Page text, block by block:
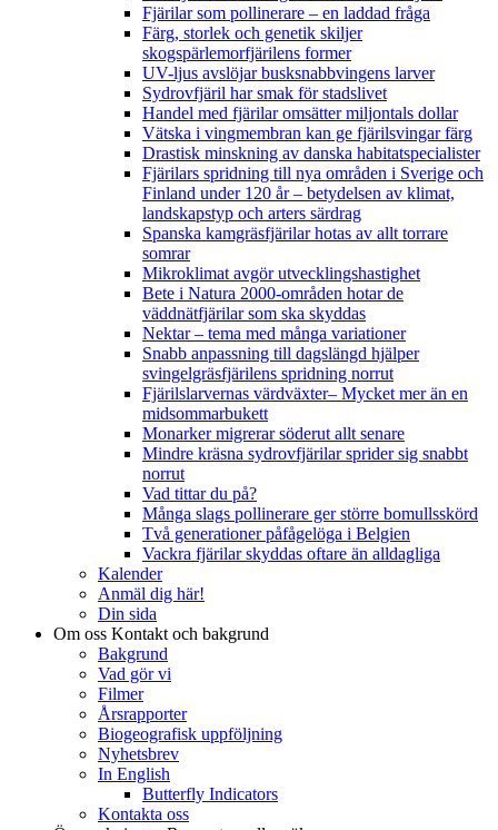
Fjärilar som pollinerare – en laddad fråga
Färg, storlek och genetik skiljer
skogspärlemorfjärilens former
UV-ljus avslöjar busksnabbvingens larver
Sydrovfjäril har smak för stadslivet
Handel med fjärilar omsätter miljontals dollar
Vätska i vingmembran kan ge fjärilsvingar färg
Drastisk minskning av danska habitatspecialister
Fjärilars spridning till nya områden i Sverige och
Finland under 120 år– betydelsen av klimat,
landskapstyp och arters särdrag
Spanska kamgräsfjärilar hotas av allt torrare
somrar
Mikroklimat avgör utvecklingshastighet
Bete i Natura 2000-områden hotar de
väddnätfjärilar som ska skyddas
Nektar – tema med många variationer
Snabb anpassning till dagslängd hjälper
svingelgräsfjärilens spridning norrut
Fjärilslarvernas värdväxter– Mycket mer än en
midsommarbukett
Monarker migrerar söderut allt senare
Mindre kräsna sydrovfjärilar sprider sig snabbt
norrut
Vad tittar du på?
Många slags pollinerare ger större bomullsskörd
Två generationer påfågelöga i Belgien
Vackra fjärilar skyddas oftare än alldagliga
Kalender
Anmäl dig här!
Din sida
Om oss Kontakt och bakgrund
Bakgrund
Vad gör vi
Filmer
Årsrapporter
Biogeografisk uppföljning
Nyhetsbrev
In English
Butterfly Indicators
Kontakta oss